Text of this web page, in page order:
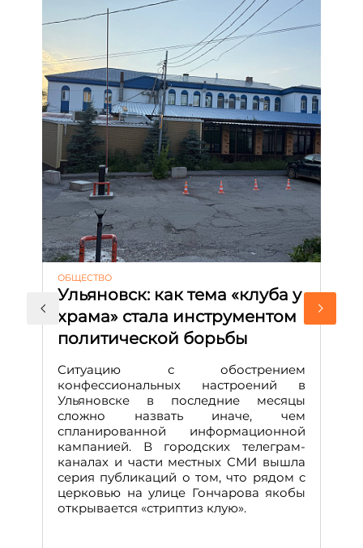
ОБЩЕСТВО
Ульяновск: как тема «клуба у
храма» стала инструментом
политической борьбы
Ситуацию с обострением
конфессиональных настроений в
Ульяновске в последние месяцы
сложно назвать иначе, чем
спланированной информационной
кампанией. В городских телеграм-
каналах и части местных СМИ вышла
серия публикаций о том, что рядом с
церковью на улице Гончарова якобы
открывается «стриптиз клую».